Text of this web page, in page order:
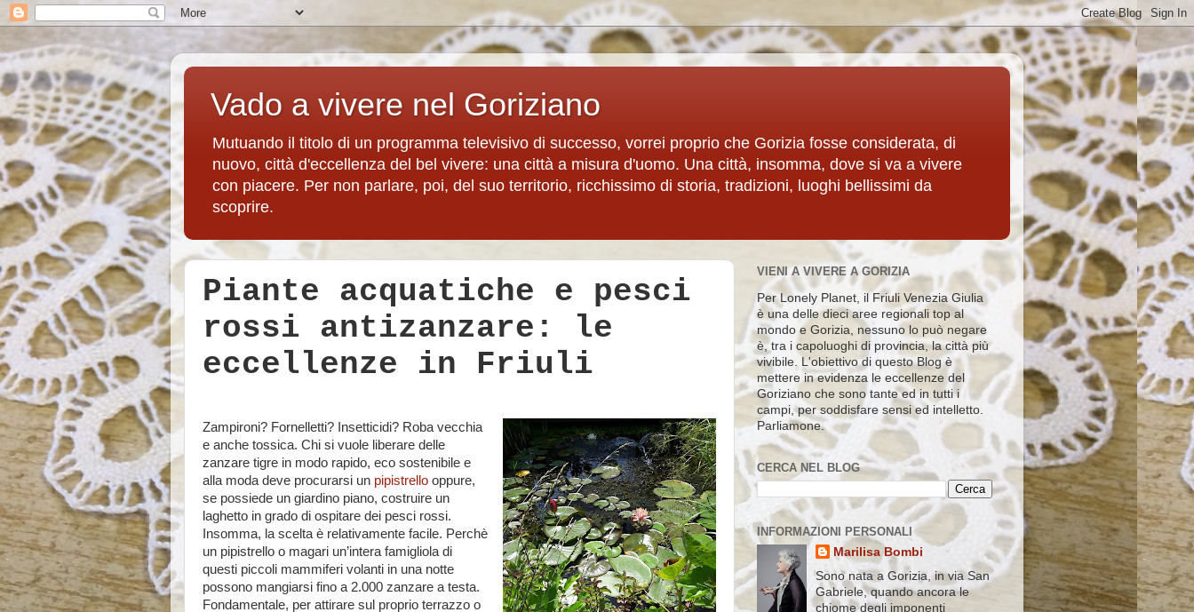
Vado a vivere nel Goriziano
Mutuando il titolo di un programma televisivo di successo, vorrei proprio che Gorizia fosse considerata, di
nuovo, città d'eccellenza del bel vivere: una città a misura d'uomo. Una città, insomma, dove si va a vivere
con piacere. Per non parlare, poi, del suo territorio, ricchissimo di storia, tradizioni, luoghi bellissimi da
scoprire.
Piante acquatiche e pesci
rossi antizanzare: le
eccellenze in Friuli
Zampironi? Fornelletti? Insetticidi? Roba vecchia
e anche tossica. Chi si vuole liberare delle
zanzare tigre in modo rapido, eco sostenibile e
alla moda deve procurarsi un pipistrello oppure,
se possiede un giardino piano, costruire un
laghetto in grado di ospitare dei pesci rossi.
Insomma, la scelta è relativamente facile. Perchè
un pipistrello o magari un’intera famigliola di
questi piccoli mammiferi volanti in una notte
possono mangiarsi fino a 2.000 zanzare a testa.
Fondamentale, per attirare sul proprio terrazzo o
VIENI A VIVERE A GORIZIA
Per Lonely Planet, il Friuli Venezia Giulia
è una delle dieci aree regionali top al
mondo e Gorizia, nessuno lo può negare
è, tra i capoluoghi di provincia, la città più
vivibile. L'obiettivo di questo Blog è
mettere in evidenza le eccellenze del
Goriziano che sono tante ed in tutti i
campi, per soddisfare sensi ed intelletto.
Parliamone.
CERCA NEL BLOG
INFORMAZIONI PERSONALI
Marilisa Bombi
Sono nata a Gorizia, in via San
Gabriele, quando ancora le
chiome degli imponenti